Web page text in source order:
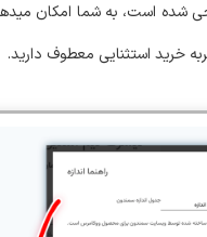
شده است، به شما امکان
خرید استثنایی معطوف دارید.